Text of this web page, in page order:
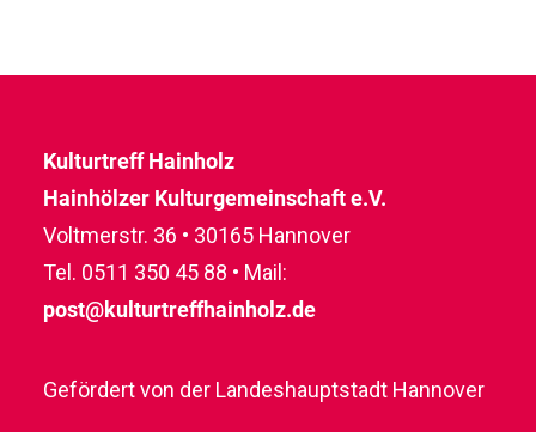
Kulturtreff Hainholz
Hainhölzer Kulturgemeinschaft e.V.
Voltmerstr. 36 • 30165 Hannover
Tel. 0511 350 45 88 • Mail:
post@kulturtreffhainholz.de
Gefördert von der Landeshauptstadt Hannover